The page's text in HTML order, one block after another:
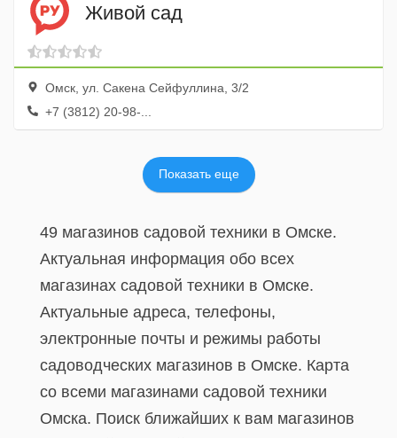
Живой сад
Омск, ул. Сакена Сейфуллина, 3/2
+7 (3812) 20-98-...
Показать еще
49 магазинов садовой техники в Омске.
Актуальная информация обо всех
магазинах садовой техники в Омске.
Актуальные адреса, телефоны,
электронные почты и режимы работы
садоводческих магазинов в Омске. Карта
со всеми магазинами садовой техники
Омска. Поиск ближайших к вам магазинов